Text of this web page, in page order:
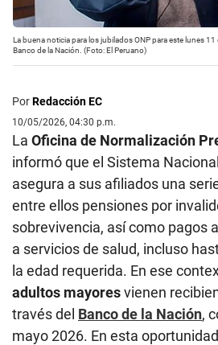
La buena noticia para los jubilados ONP para este lunes
Banco de la Nación. (Foto: El Peruano)
PorRedacción EC
10/05/2026, 04:30 p.m.
La Oficina de Normalización
informó que el Sistema
asegura a sus afiliados una
entre ellos pensiones por
sobrevivencia, así como pagos
a servicios de salud, incluso
la edad requerida. En ese
adultos mayoresvienen
través del Banco de la Nación,
mayo 2026. En esta